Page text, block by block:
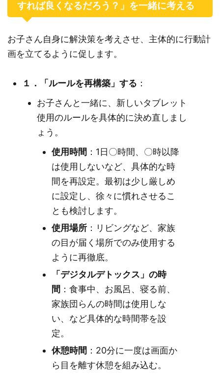
すれば良くなるだろう？」を一緒に考える
お子さん自身に解決策を考えさせ、主体的に行動計
画を立てるように促します。
１．「ルールを再構築」する ：
お子さんと一緒に、新しいタブレット
使用のルールを具体的に決め直しまし
ょう。
使用時間 ：1日〇時間、〇時以降
は使用しないなど、具体的な時
間を再設定。最初は少し厳しめ
に設定し、徐々に慣れさせるこ
とも検討します。
使用場所 ：リビングなど、家族
の目が届く場所でのみ使用する
ように再徹底。
「デジタルデトックス」の時
間 ：食事中、お風呂、寝る前、
家族団らんの時間は使用しな
い、など具体的な時間帯を設
定。
休憩時間 ：20分に一度は画面か
ら目を離す休憩を組み込む。